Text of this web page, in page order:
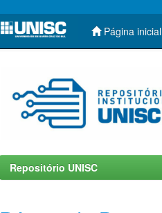
Página inicial
Repositório UNISC